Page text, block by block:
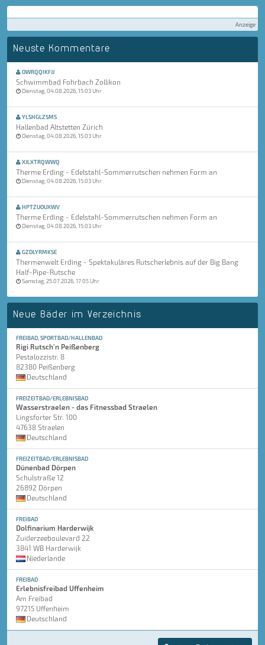
Anzeige
Neuste Kommentare
OWRQQIKFJJ
Schwimmbad Fohrbach Zollikon
Dienstag, 04.08.2026, 15:03 Uhr
YLSHGLZSMS
Hallenbad Altstetten Zürich
Dienstag, 04.08.2026, 15:03 Uhr
XJLXTRQWWQ
Therme Erding - Edelstahl-Sommerrutschen nehmen Form an
Dienstag, 04.08.2026, 15:03 Uhr
HPTZUOUXWV
Therme Erding - Edelstahl-Sommerrutschen nehmen Form an
Dienstag, 04.08.2026, 15:03 Uhr
GZDLYRMKSE
Thermenwelt Erding - Spektakuläres Rutscherlebnis auf der Big Bang
Half-Pipe-Rutsche
Samstag, 25.07.2026, 17:05 Uhr
Neue Bäder im Verzeichnis
FREIBAD, SPORTBAD/HALLENBAD
Rigi Rutsch'n Peißenberg
Pestalozzistr. 8
82380 Peißenberg
Deutschland
FREIZEITBAD/ERLEBNISBAD
Wasserstraelen - das Fitnessbad Straelen
Lingsforter Str. 100
47638 Straelen
Deutschland
FREIZEITBAD/ERLEBNISBAD
Dünenbad Dörpen
Schulstraße 12
26892 Dörpen
Deutschland
FREIBAD
Dolfinarium Harderwijk
Zuiderzeeboulevard 22
3841 WB Harderwijk
Niederlande
FREIBAD
Erlebnisfreibad Uffenheim
Am Freibad
97215 Uffenheim
Deutschland